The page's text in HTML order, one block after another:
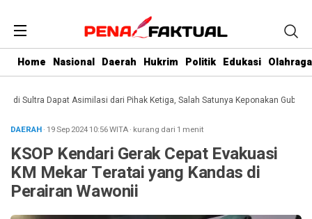
Home Nasional Daerah Hukrim Politik Edukasi Olahraga
Dapat Asimilasi dari Pihak Ketiga, Salah Satunya Keponakan Gubernur
DAERAH· 19 Sep 202410:56WITA· kurang dari 1 menit
KSOP Kendari Gerak Cepat Evakuasi
KM Mekar Teratai yang Kandas di
Perairan Wawonii